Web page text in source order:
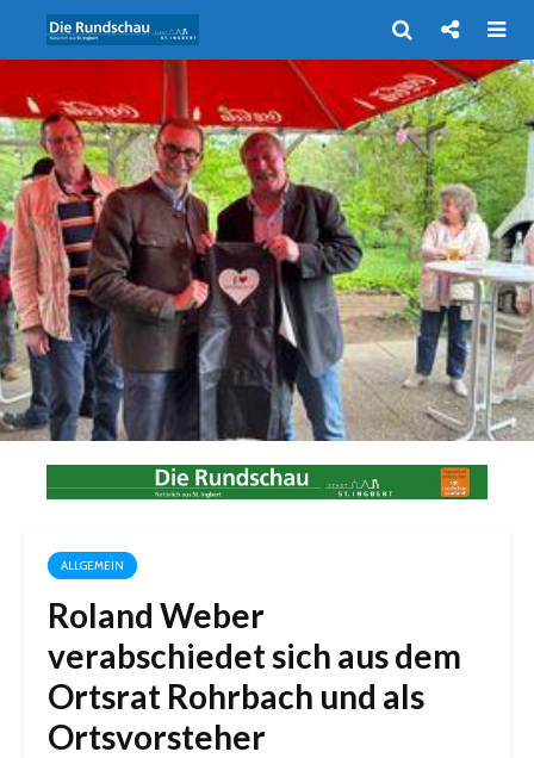
ALLGEMEIN
Roland Weber
verabschiedet sich aus dem
Ortsrat Rohrbach und als
Ortsvorsteher